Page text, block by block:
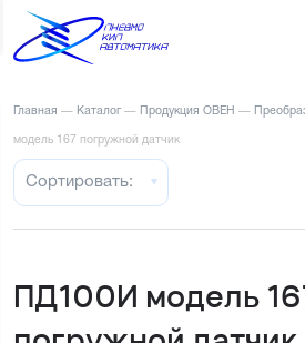
Главная — Каталог — Продукция ОВЕН —
модель 167 погружной датчик
Сортировать:
ПД100И модель